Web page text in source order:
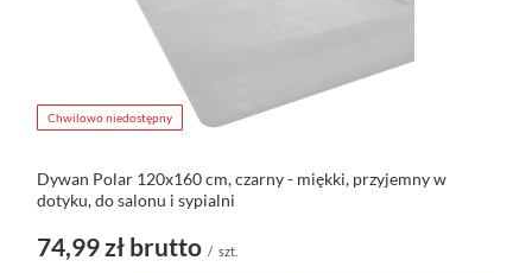
Chwilowo niedostępny
Dywan Polar 120x160 cm, czarny - miękki, przyjemny w
dotyku, do salonu i sypialni
74,99 zł brutto / szt.